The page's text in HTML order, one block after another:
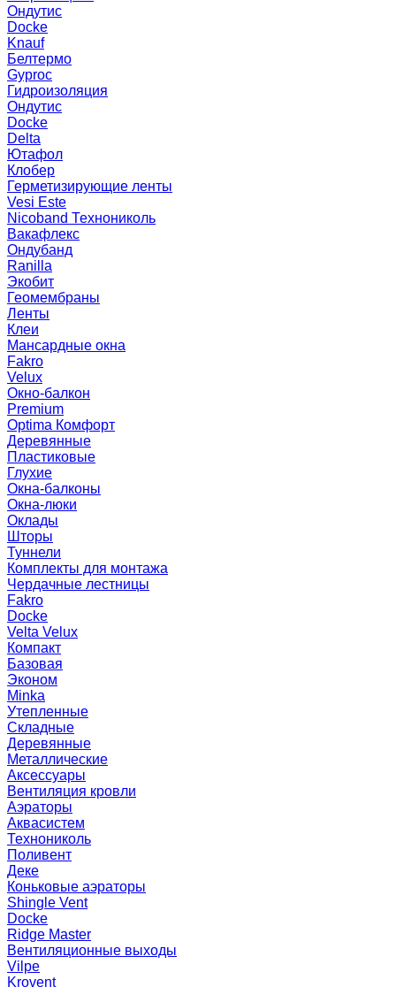
Ондутис
Docke
Knauf
Белтермо
Gyproc
Гидроизоляция
Ондутис
Docke
Delta
Ютафол
Клобер
Герметизирующие ленты
Vesi Este
Nicoband Технониколь
Вакафлекс
Ондубанд
Ranilla
Экобит
Геомембраны
Ленты
Клеи
Мансардные окна
Fakro
Velux
Окно-балкон
Premium
Optima Комфорт
Деревянные
Пластиковые
Глухие
Окна-балконы
Окна-люки
Оклады
Шторы
Туннели
Комплекты для монтажа
Чердачные лестницы
Fakro
Docke
Velta Velux
Компакт
Базовая
Эконом
Minka
Утепленные
Складные
Деревянные
Металлические
Аксессуары
Вентиляция кровли
Аэраторы
Аквасистем
Технониколь
Поливент
Деке
Коньковые аэраторы
Shingle Vent
Docke
Ridge Master
Вентиляционные выходы
Vilpe
Krovent